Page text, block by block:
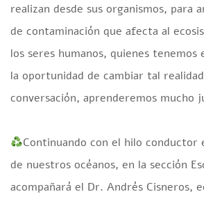
realizan desde sus organismos, para
de contaminación que afecta al
los seres humanos, quienes tenemos
la oportunidad de cambiar tal
conversación, aprenderemos mucho
Continuando con el hilo conductor
de nuestros océanos, en la sección
acompañará el Dr. Andrés Cisneros,